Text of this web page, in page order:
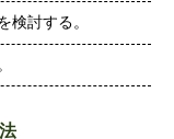
検討する。